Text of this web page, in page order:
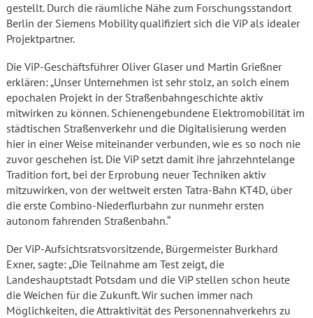
gestellt. Durch die räumliche Nähe zum Forschungsstandort
Berlin der Siemens Mobility qualifiziert sich die ViP als idealer
Projektpartner.
Die ViP-Geschäftsführer Oliver Glaser und Martin Grießner
erklären: „Unser Unternehmen ist sehr stolz, an solch einem
epochalen Projekt in der Straßenbahngeschichte aktiv
mitwirken zu können. Schienengebundene Elektromobilität im
städtischen Straßenverkehr und die Digitalisierung werden
hier in einer Weise miteinander verbunden, wie es so noch nie
zuvor geschehen ist. Die ViP setzt damit ihre jahrzehntelange
Tradition fort, bei der Erprobung neuer Techniken aktiv
mitzuwirken, von der weltweit ersten Tatra-Bahn KT4D, über
die erste Combino-Niederflurbahn zur nunmehr ersten
autonom fahrenden Straßenbahn.“
Der ViP-Aufsichtsratsvorsitzende, Bürgermeister Burkhard
Exner, sagte: „Die Teilnahme am Test zeigt, die
Landeshauptstadt Potsdam und die ViP stellen schon heute
die Weichen für die Zukunft. Wir suchen immer nach
Möglichkeiten, die Attraktivität des Personennahverkehrs zu